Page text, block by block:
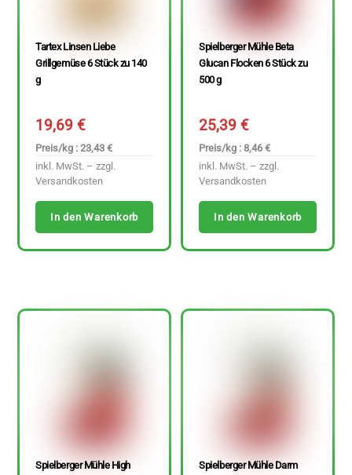
Tartex Linsen Liebe
Grillgemüse 6 Stück zu 140
g
19,69€
Preis/kg : 23,43 €
inkl. MwSt. – zzgl.
Versandkosten
In den Warenkorb
Spielberger Mühle Beta
Glucan Flocken 6 Stück zu
500 g
25,39€
Preis/kg : 8,46 €
inkl. MwSt. – zzgl.
Versandkosten
In den Warenkorb
Spielberger Mühle High
Spielberger Mühle Darm